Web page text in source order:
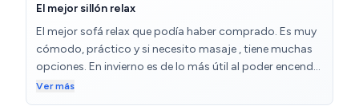
El mejor sillón relax
El mejor sofá relax que podía haber comprado. Es muy
cómodo, práctico y si necesito masaje , tiene muchas
opciones. En invierno es de lo más útil al poder encender
el calor para la espalda. Recomendable 100%. Me
compraría otro sin pensarlo
Ver más